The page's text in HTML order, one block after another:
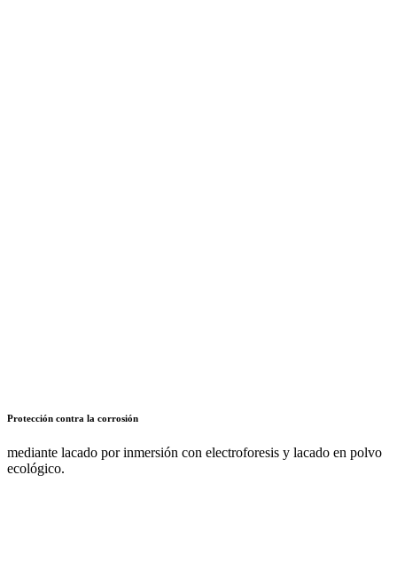
Protección contra la corrosión
mediante lacado por inmersión con electroforesis y lacado en polvo
ecológico.